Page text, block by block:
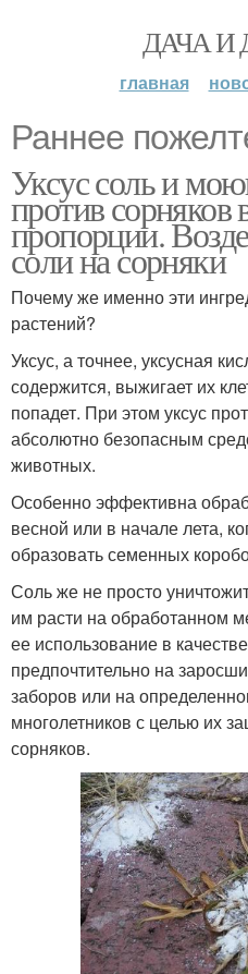
ДАЧА И
главная
Раннее
Уксус соль и
против сорняков
пропорции.
соли на сорняки
Почему же именно эти
растений?
Уксус, а точнее, уксусная
содержится, выжигает их
попадет. При этом уксус
абсолютно безопасным
животных.
Особенно эффективна
весной или в начале лета,
образовать семенных
Соль же не просто
им расти на обработанном
ее использование в
предпочтительно на
заборов или на
многолетников с целью их
сорняков.